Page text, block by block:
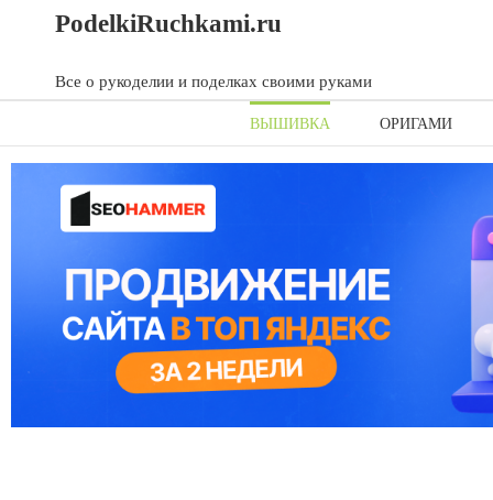
PodelkiRuchkami.ru
Все о рукоделии и поделках своими руками
ВЫШИВКА ОРИГАМИ